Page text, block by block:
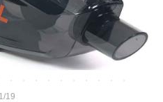
1 /19